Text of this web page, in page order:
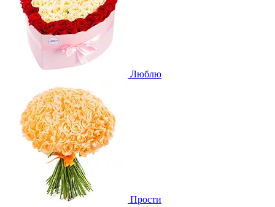
Люблю
Прости